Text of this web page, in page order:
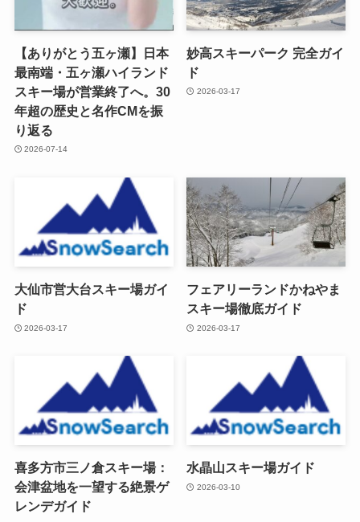
【ありがとう五ヶ瀬】日本
最南端・五ヶ瀬ハイランド
スキー場が営業終了へ。30
年超の歴史と名作CMを振
り返る
2026-07-14
妙高スキーパーク 完全ガイ
ド
2026-03-17
大仙市営大台スキー場ガイ
ド
2026-03-17
フェアリーランドかねやま
スキー場徹底ガイド
2026-03-17
喜多方市三ノ倉スキー場：
会津盆地を一望する絶景ゲ
レンデガイド
水晶山スキー場ガイド
2026-03-10